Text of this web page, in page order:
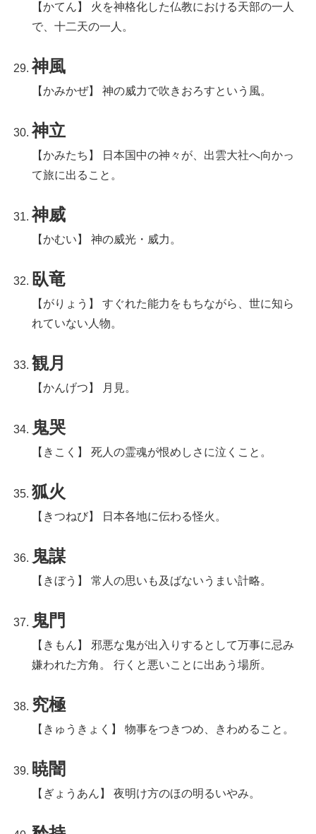
【かてん】 火を神格化した仏教における天部の一人
で、十二天の一人。
神風
【かみかぜ】 神の威力で吹きおろすという風。
神立
【かみたち】 日本国中の神々が、出雲大社へ向かっ
て旅に出ること。
神威
【かむい】 神の威光・威力。
臥竜
【がりょう】 すぐれた能力をもちながら、世に知ら
れていない人物。
観月
【かんげつ】 月見。
鬼哭
【きこく】 死人の霊魂が恨めしさに泣くこと。
狐火
【きつねび】 日本各地に伝わる怪火。
鬼謀
【きぼう】 常人の思いも及ばないうまい計略。
鬼門
【きもん】 邪悪な鬼が出入りするとして万事に忌み
嫌われた方角。 行くと悪いことに出あう場所。
究極
【きゅうきょく】 物事をつきつめ、きわめること。
暁闇
【ぎょうあん】 夜明け方のほの明るいやみ。